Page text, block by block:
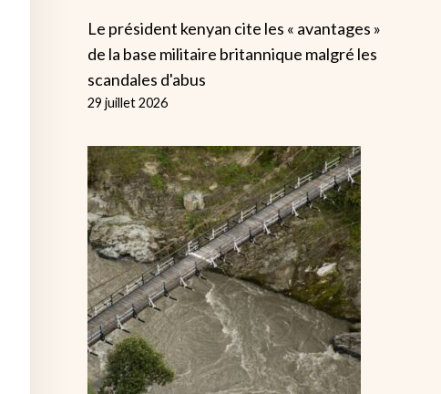
Le président kenyan cite les « avantages »
de la base militaire britannique malgré les
scandales d'abus
29 juillet 2026